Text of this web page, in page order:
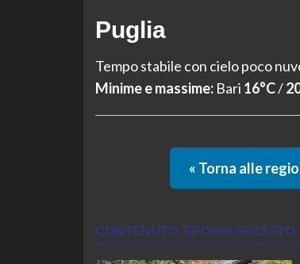
Puglia
Tempo stabile con cielo poco
Minime e massime:Bari 16°C/
« Torna alle